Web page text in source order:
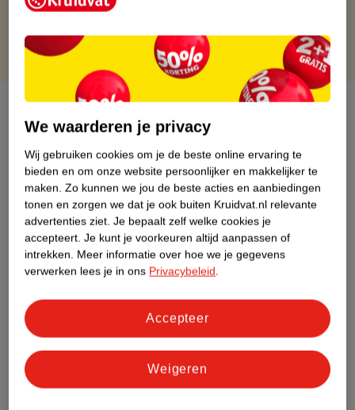
Over dit product
Nature Impact Score
Dit product heeft (nog) geen Nature
Impact Score.
Meer informatie
Bestel & Bezorginformatie
Bekijk ook
We waarderen je privacy
Wij gebruiken cookies om je de beste online ervaring te
bieden en om onze website persoonlijker en makkelijker te
maken. Zo kunnen we jou de beste acties en aanbiedingen
tonen en zorgen we dat je ook buiten Kruidvat.nl relevante
advertenties ziet. Je bepaalt zelf welke cookies je
accepteert. Je kunt je voorkeuren altijd aanpassen of
intrekken. Meer informatie over hoe we je gegevens
verwerken lees je in ons Privacybeleid.
Weigeren
Accepteer